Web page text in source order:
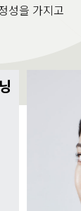
성을 가지고